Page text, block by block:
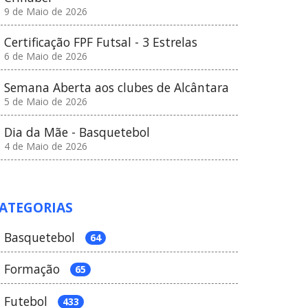
9 de Maio de 2026
Certificação FPF Futsal - 3 Estrelas
6 de Maio de 2026
Semana Aberta aos clubes de Alcântara
5 de Maio de 2026
Dia da Mãe - Basquetebol
4 de Maio de 2026
Basquetebol 64
Formação 65
Futebol 433